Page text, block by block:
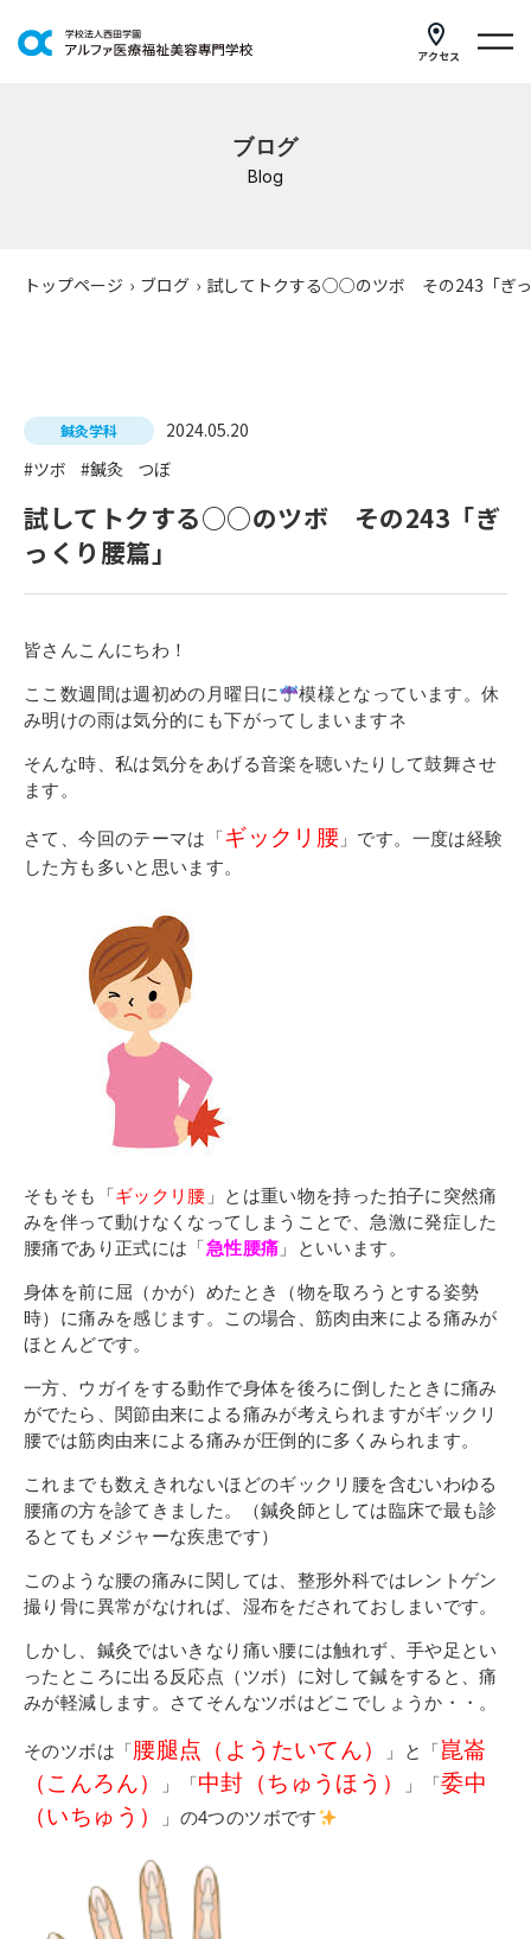
アクセス
研修・講座
寄付金のご案内
卒業生の皆さまへ
新着情報
コラム
インターネット出願
教職員採用情報
個人情報の取り扱いについて
1号館総合受付：〒194-0022 東京都町田市森野1-7-8
TEL：042-729-1026 (平日8時30分〜17時30分)
ブログ
Blog
トップページ › ブログ › 試してトクする○○のツボ その243「ぎ
鍼灸学科
2024.05.20
#ツボ
#鍼灸 つぼ
試してトクする○○のツボ その243「ぎ
っくり腰篇」
皆さんこんにちわ！
ここ数週間は週初めの月曜日に
模様となっています。休
み明けの雨は気分的にも下がってしまいますネ
そんな時、私は気分をあげる音楽を聴いたりして鼓舞させ
ます。
さて、今回のテーマは「ギックリ腰 」です。一度は経験
した方も多いと思います。
そもそも「ギックリ腰 」とは重い物を持った拍子に突然痛
みを伴って動けなくなってしまうことで、急激に発症した
腰痛であり正式には「急性腰痛 」といいます。
身体を前に屈（かが）めたとき（物を取ろうとする姿勢
時）に痛みを感じます。この場合、筋肉由来による痛みが
ほとんどです。
一方、ウガイをする動作で身体を後ろに倒したときに痛み
がでたら、関節由来による痛みが考えられますがギックリ
腰では筋肉由来による痛みが圧倒的に多くみられます。
これまでも数えきれないほどのギックリ腰を含むいわゆる
腰痛の方を診てきました。（鍼灸師としては臨床で最も診
るとてもメジャーな疾患です）
このような腰の痛みに関しては、整形外科ではレントゲン
撮り骨に異常がなければ、湿布をだされておしまいです。
しかし、鍼灸ではいきなり痛い腰には触れず、手や足とい
ったところに出る反応点（ツボ）に対して鍼をすると、痛
みが軽減します。さてそんなツボはどこでしょうか・・。
そのツボは「腰腿点（ようたいてん） 」と「崑崙
（こんろん）
」「中封（ちゅうほう） 」「委中
（いちゅう）
」の4つのツボです